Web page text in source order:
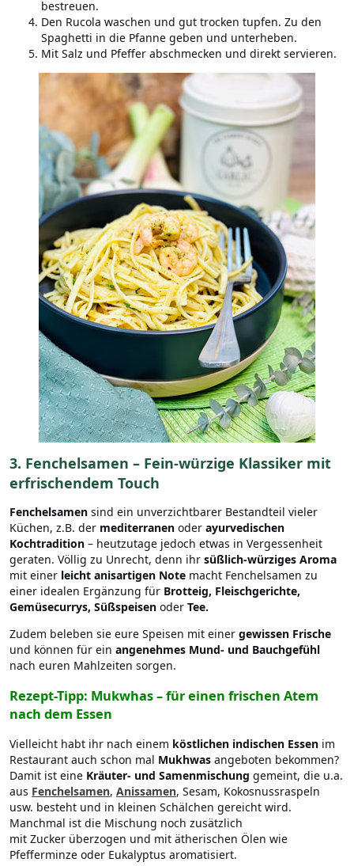
bestreuen.
Den Rucola waschen und gut trocken tupfen. Zu den
Spaghetti in die Pfanne geben und unterheben.
Mit Salz und Pfeffer abschmecken und direkt servieren.
3. Fenchelsamen – Fein-würzige Klassiker mit
erfrischendem Touch
Fenchelsamen sind ein unverzichtbarer Bestandteil vieler
Küchen, z.B. der mediterranen oder ayurvedischen
Kochtradition – heutzutage jedoch etwas in Vergessenheit
geraten. Völlig zu Unrecht, denn ihr süßlich-würziges Aroma
mit einer leicht anisartigen Note macht Fenchelsamen zu
einer idealen Ergänzung für Brotteig, Fleischgerichte,
Gemüsecurrys, Süßspeisen oder Tee.
Zudem beleben sie eure Speisen mit einer gewissen Frische
und können für ein angenehmes Mund- und Bauchgefühl
nach euren Mahlzeiten sorgen.
Rezept-Tipp: Mukwhas – für einen frischen Atem
nach dem Essen
Vielleicht habt ihr nach einem köstlichen indischen Essen im
Restaurant auch schon mal Mukhwas angeboten bekommen?
Damit ist eine Kräuter- und Samenmischung gemeint, die u.a.
aus Fenchelsamen, Anissamen, Sesam, Kokosnussraspeln
usw. besteht und in kleinen Schälchen gereicht wird.
Manchmal ist die Mischung noch zusätzlich
mit Zucker überzogen und mit ätherischen Ölen wie
Pfefferminze oder Eukalyptus aromatisiert.